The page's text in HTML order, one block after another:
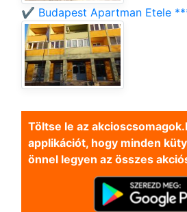
✔️ Budapest Apartman Etele
Töltse le az
applikációt, hogy minden
önnel legyen az összes